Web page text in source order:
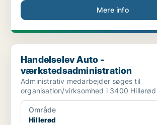
Mere info
Handelselev Auto - værkstedsadministration
Handelselev Auto -
værkstedsadministration
Administrativ medarbejder søges til
organisation/virksomhed i 3400 Hillerød
Område
Hillerød